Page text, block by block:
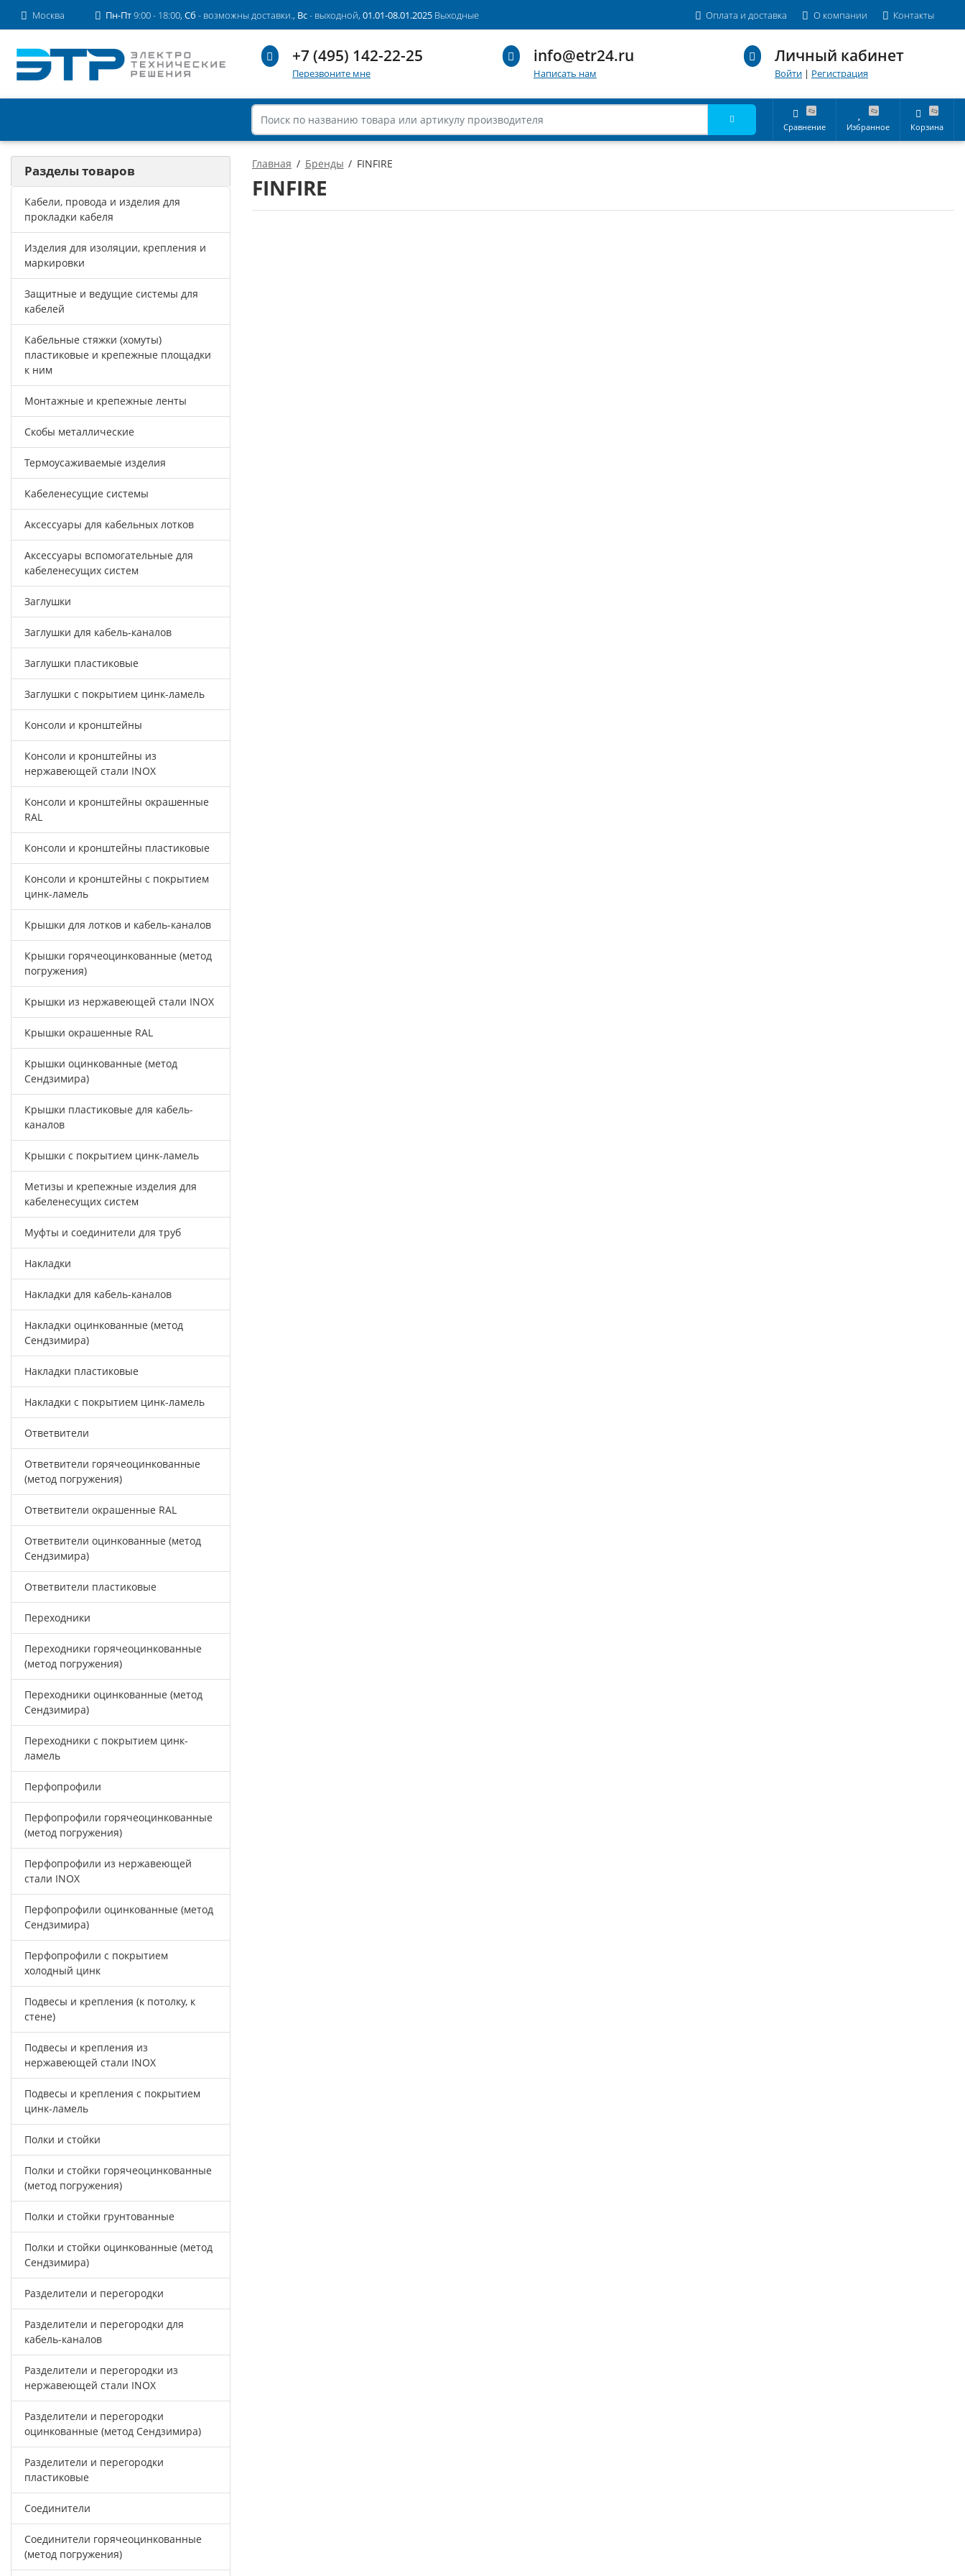
Москва Пн-Пт9:00 - 18:00, Сб - возможны доставки., Вс- выходной, 01.01-08.01.2025 Выходные Оплата и доставка О компании Контакты
+7 (495) 142-22-25
Перезвоните мне
info@etr24.ru
Написать нам
Личный кабинет
Войти | Регистрация
Сравнение Избранное Корзина
Главная Бренды FINFIRE
FINFIRE
Разделы товаров
Кабели, провода и изделия для
прокладки кабеля
Изделия для изоляции, крепления и
маркировки
Защитные и ведущие системы для
кабелей
Кабельные стяжки (хомуты)
пластиковые и крепежные площадки
к ним
Монтажные и крепежные ленты
Скобы металлические
Термоусаживаемые изделия
Кабеленесущие системы
Аксессуары для кабельных лотков
Аксессуары вспомогательные для
кабеленесущих систем
Заглушки
Заглушки для кабель-каналов
Заглушки пластиковые
Заглушки с покрытием цинк-ламель
Консоли и кронштейны
Консоли и кронштейны из
нержавеющей стали INOX
Консоли и кронштейны окрашенные
RAL
Консоли и кронштейны пластиковые
Консоли и кронштейны с покрытием
цинк-ламель
Крышки для лотков и кабель-каналов
Крышки горячеоцинкованные (метод
погружения)
Крышки из нержавеющей стали INOX
Крышки окрашенные RAL
Крышки оцинкованные (метод
Сендзимира)
Крышки пластиковые для кабель-
каналов
Крышки с покрытием цинк-ламель
Метизы и крепежные изделия для
кабеленесущих систем
Муфты и соединители для труб
Накладки
Накладки для кабель-каналов
Накладки оцинкованные (метод
Сендзимира)
Накладки пластиковые
Накладки с покрытием цинк-ламель
Ответвители
Ответвители горячеоцинкованные
(метод погружения)
Ответвители окрашенные RAL
Ответвители оцинкованные (метод
Сендзимира)
Ответвители пластиковые
Переходники
Переходники горячеоцинкованные
(метод погружения)
Переходники оцинкованные (метод
Сендзимира)
Переходники с покрытием цинк-
ламель
Перфопрофили
Перфопрофили горячеоцинкованные
(метод погружения)
Перфопрофили из нержавеющей
стали INOX
Перфопрофили оцинкованные (метод
Сендзимира)
Перфопрофили с покрытием
холодный цинк
Подвесы и крепления (к потолку, к
стене)
Подвесы и крепления из
нержавеющей стали INOX
Подвесы и крепления с покрытием
цинк-ламель
Полки и стойки
Полки и стойки горячеоцинкованные
(метод погружения)
Полки и стойки грунтованные
Полки и стойки оцинкованные (метод
Сендзимира)
Разделители и перегородки
Разделители и перегородки для
кабель-каналов
Разделители и перегородки из
нержавеющей стали INOX
Разделители и перегородки
оцинкованные (метод Сендзимира)
Разделители и перегородки
пластиковые
Соединители
Соединители горячеоцинкованные
(метод погружения)